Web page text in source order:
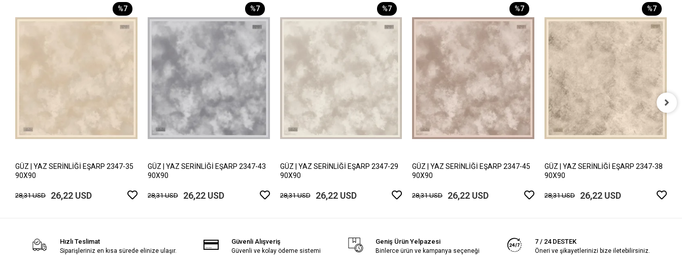
%7
GÜZ | YAZ SERİNLİĞİ EŞARP 2347-35
90X90
28,31 USD 26,22 USD
%7
GÜZ | YAZ SERİNLİĞİ EŞARP 2347-43
90X90
28,31 USD 26,22 USD
%7
GÜZ | YAZ SERİNLİĞİ EŞARP 2347-29
90X90
28,31 USD 26,22 USD
%7
GÜZ | YAZ SERİNLİĞİ EŞARP 2347-45
90X90
28,31 USD 26,22 USD
%7
GÜZ | YAZ SERİNLİĞİ EŞARP 2347-38
90X90
28,31 USD 26,22 USD
Hızlı Teslimat
Siparişleriniz en kısa sürede elinize ulaşır.
Güvenli Alışveriş
Güvenli ve kolay ödeme sistemi
Geniş Ürün Yelpazesi
Binlerce ürün ve kampanya seçeneği
7 / 24 DESTEK
Öneri ve şikayetlerinizi bize iletebilirsiniz.